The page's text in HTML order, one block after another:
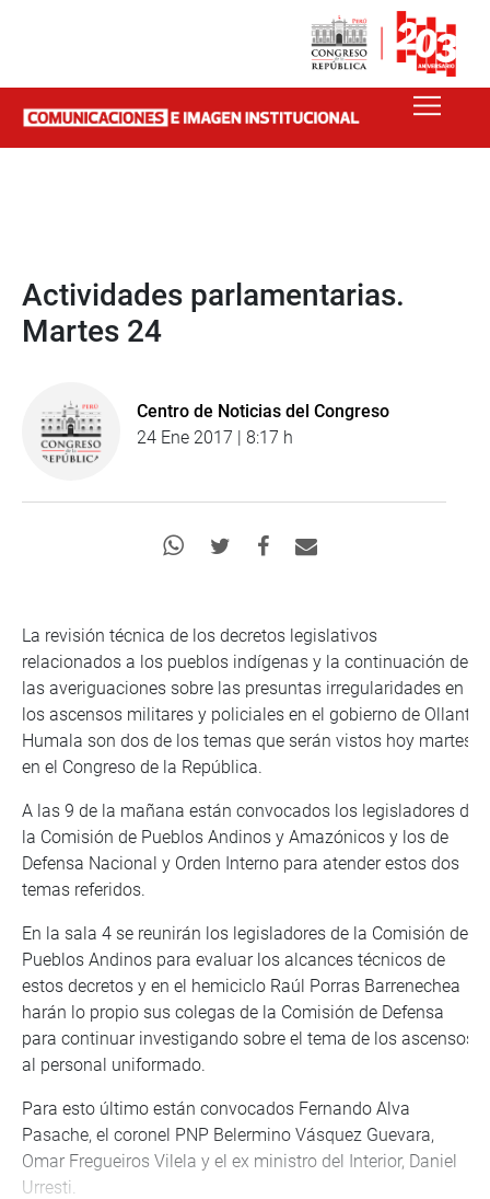
Actividades parlamentarias.
Martes 24
Centro de Noticias del Congreso
24 Ene 2017 | 8:17 h
La revisión técnica de los decretos legislativos
relacionados a los pueblos indígenas y la continuación de
las averiguaciones sobre las presuntas irregularidades en
los ascensos militares y policiales en el gobierno de Ollanta
Humala son dos de los temas que serán vistos hoy martes
en el Congreso de la República.
A las 9 de la mañana están convocados los legisladores de
la Comisión de Pueblos Andinos y Amazónicos y los de
Defensa Nacional y Orden Interno para atender estos dos
temas referidos.
En la sala 4 se reunirán los legisladores de la Comisión de
Pueblos Andinos para evaluar los alcances técnicos de
estos decretos y en el hemiciclo Raúl Porras Barrenechea
harán lo propio sus colegas de la Comisión de Defensa
para continuar investigando sobre el tema de los ascensos
al personal uniformado.
Para esto último están convocados Fernando Alva
Pasache, el coronel PNP Belermino Vásquez Guevara,
Omar Fregueiros Vilela y el ex ministro del Interior, Daniel
Urresti.